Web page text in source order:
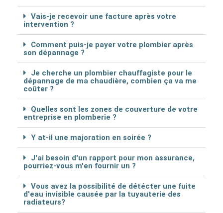
Vais-je recevoir une facture après votre
intervention ?
Comment puis-je payer votre plombier après
son dépannage ?
Je cherche un plombier chauffagiste pour le
dépannage de ma chaudière, combien ça va me
coûter ?
Quelles sont les zones de couverture de votre
entreprise en plomberie ?
Y at-il une majoration en soirée ?
J'ai besoin d'un rapport pour mon assurance,
pourriez-vous m'en fournir un ?
Vous avez la possibilité de détécter une fuite
d'eau invisible causée par la tuyauterie des
radiateurs?